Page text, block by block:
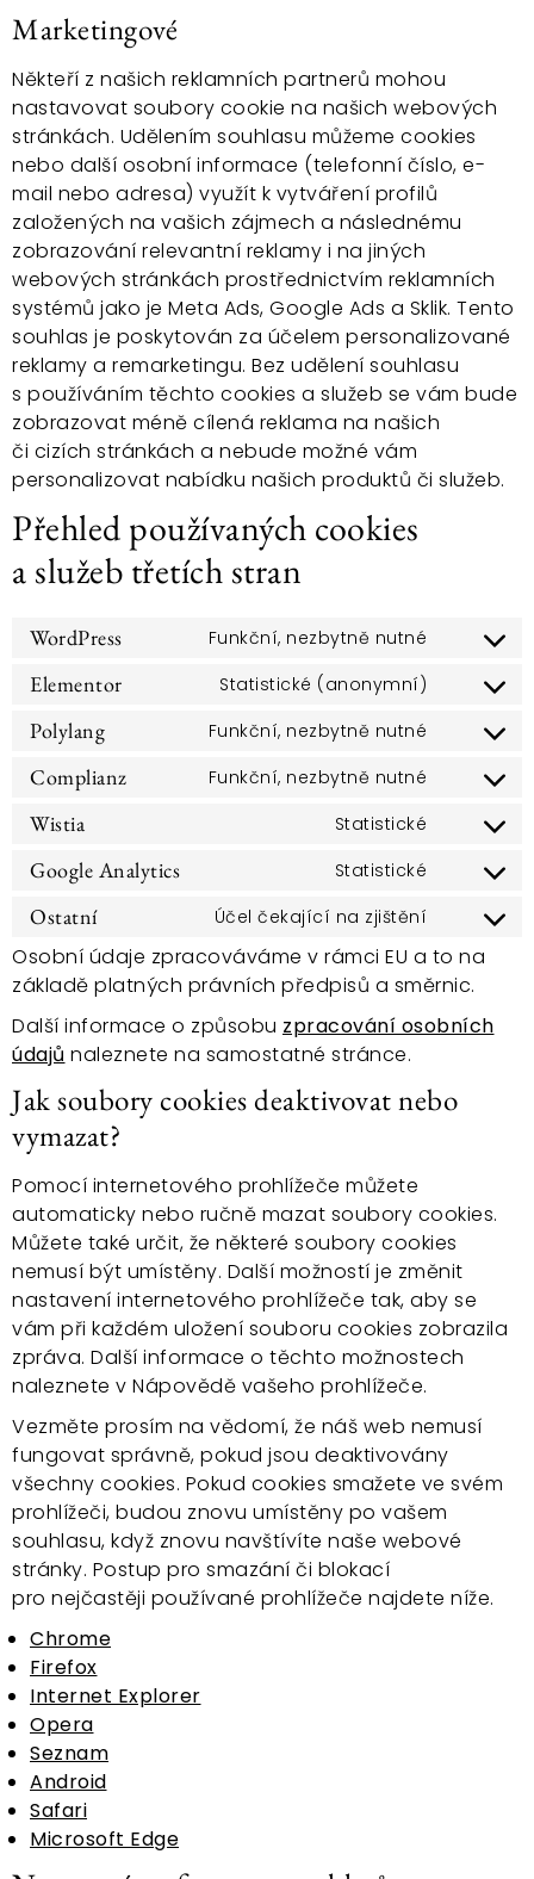
Marketingové
Někteří z našich reklamních partnerů mohou
nastavovat soubory cookie na našich webových
stránkách. Udělením souhlasu můžeme cookies
nebo další osobní informace (telefonní číslo, e-
mail nebo adresa) využít k vytváření profilů
založených na vašich zájmech a následnému
zobrazování relevantní reklamy i na jiných
webových stránkách prostřednictvím reklamních
systémů jako je Meta Ads, Google Ads a Sklik. Tento
souhlas je poskytován za účelem personalizované
reklamy a remarketingu. Bez udělení souhlasu
s používáním těchto cookies a služeb se vám bude
zobrazovat méně cílená reklama na našich
či cizích stránkách a nebude možné vám
personalizovat nabídku našich produktů či služeb.
Přehled používaných cookies
a služeb třetích stran
WordPress Funkční, nezbytně nutné
Elementor Statistické (anonymní)
Polylang Funkční, nezbytně nutné
Complianz Funkční, nezbytně nutné
Wistia Statistické
Google Analytics Statistické
Ostatní Účel čekající na zjištění
Osobní údaje zpracováváme v rámci EU a to na
základě platných právních předpisů a směrnic.
Další informace o způsobu zpracování osobních
údajů naleznete na samostatné stránce.
Jak soubory cookies deaktivovat nebo
vymazat?
Pomocí internetového prohlížeče můžete
automaticky nebo ručně mazat soubory cookies.
Můžete také určit, že některé soubory cookies
nemusí být umístěny. Další možností je změnit
nastavení internetového prohlížeče tak, aby se
vám při každém uložení souboru cookies zobrazila
zpráva. Další informace o těchto možnostech
naleznete v Nápovědě vašeho prohlížeče.
Vezměte prosím na vědomí, že náš web nemusí
fungovat správně, pokud jsou deaktivovány
všechny cookies. Pokud cookies smažete ve svém
prohlížeči, budou znovu umístěny po vašem
souhlasu, když znovu navštívíte naše webové
stránky. Postup pro smazání či blokací
pro nejčastěji používané prohlížeče najdete níže.
Chrome
Firefox
Internet Explorer
Opera
Seznam
Android
Safari
Microsoft Edge